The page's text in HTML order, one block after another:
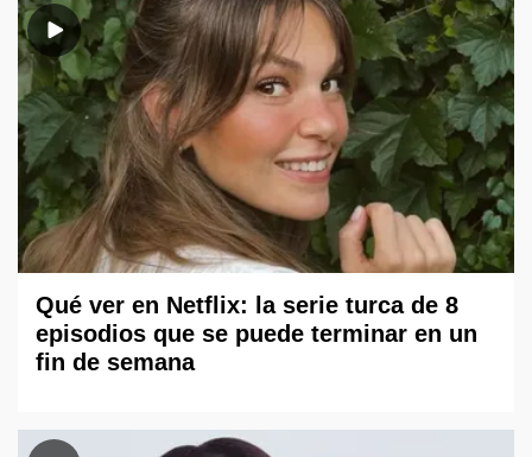
Qué ver en Netflix: la serie turca de 8
episodios que se puede terminar en un
fin de semana